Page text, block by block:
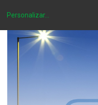
Personalizar...